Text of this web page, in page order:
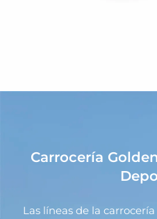
Carrocería
Las líneas de la